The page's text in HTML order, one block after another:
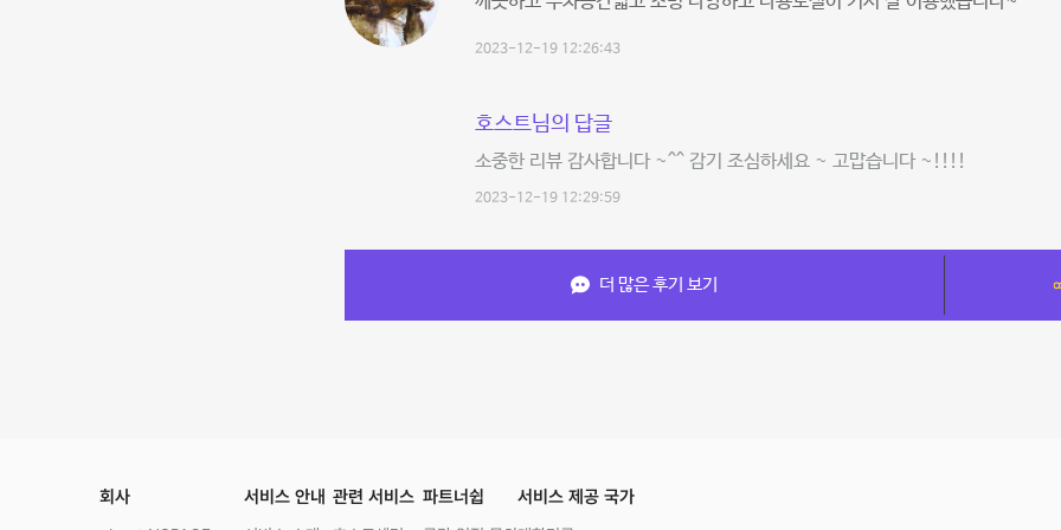
2023-12-19 12:26:43
호스트님의 답글
소중한 리뷰 감사합니다 ~^^ 감기 조심하세요 ~ 고맙습니다 ~!!!!
2023-12-19 12:29:59
더 많은 후기 보기
회사 서비스 안내 관련 서비스 파트너쉽 서비스 제공 국가